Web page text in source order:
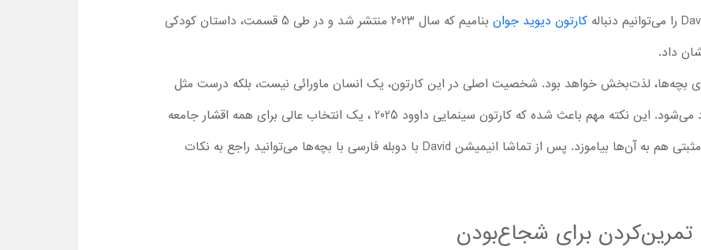
کارتون دیوید جوان
بنامیم که سال 2023 منتشر شد و در طی 5 قسمت، داستان کودکی
داد.
بچه‌ها، لذت‌بخش خواهد بود. شخصیت اصلی در این کارتون، یک انسان ماورائی نیست، بلکه درست مثل
همه مردم، می‌ترسد، اشتباه می‌کند و مردد می‌شود. این نکته مهم باعث شده که کارتون سینمایی داوود 2025 ، یک انتخاب عالی برای همه اقشار جامعه
باشد و علاوه بر سرگرم‌کردن بچه‌ها، نکات مثبتی هم به آن‌ها بیاموزد. پس از تماشا انیمیشن David با دوبله فارسی با بچه‌ها می‌توانید راجع به نکات
برای شجاع‌بودن